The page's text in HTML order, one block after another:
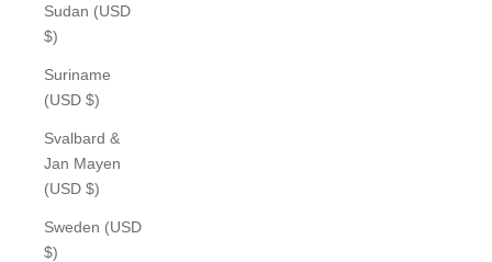
Sudan (USD
$)
Suriname
(USD $)
Svalbard &
Jan Mayen
(USD $)
Sweden (USD
$)